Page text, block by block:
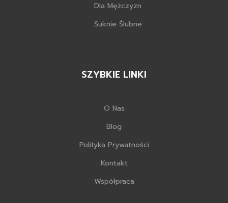
Dla Mężczyzn
Suknie Ślubne
SZYBKIE LINKI
O Nas
Blog
Polityka Prywatności
Kontakt
Współpraca